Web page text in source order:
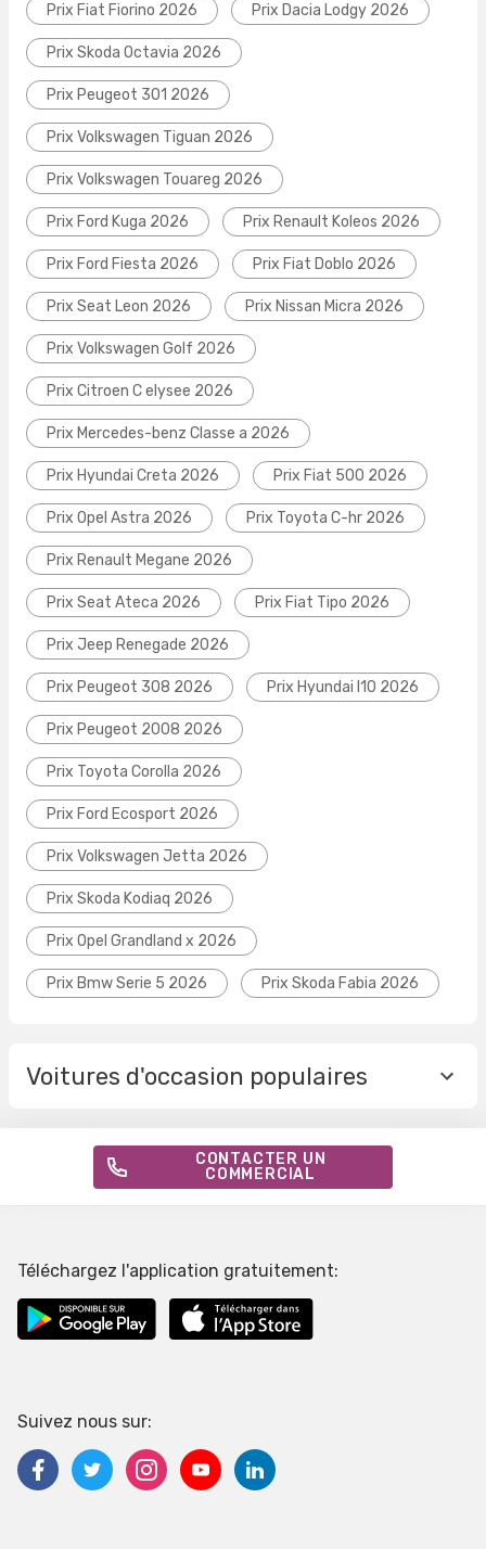
Prix Fiat Fiorino 2026 Prix Dacia Lodgy 2026
Prix Skoda Octavia 2026
Prix Peugeot 301 2026
Prix Volkswagen Tiguan 2026
Prix Volkswagen Touareg 2026
Prix Ford Kuga 2026 Prix Renault Koleos 2026
Prix Ford Fiesta 2026 Prix Fiat Doblo 2026
Prix Seat Leon 2026 Prix Nissan Micra 2026
Prix Volkswagen Golf 2026
Prix Citroen C elysee 2026
Prix Mercedes-benz Classe a 2026
Prix Hyundai Creta 2026 Prix Fiat 500 2026
Prix Opel Astra 2026 Prix Toyota C-hr 2026
Prix Renault Megane 2026
Prix Seat Ateca 2026 Prix Fiat Tipo 2026
Prix Jeep Renegade 2026
Prix Peugeot 308 2026 Prix Hyundai I10 2026
Prix Peugeot 2008 2026
Prix Toyota Corolla 2026
Prix Ford Ecosport 2026
Prix Volkswagen Jetta 2026
Prix Skoda Kodiaq 2026
Prix Opel Grandland x 2026
Prix Bmw Serie 5 2026 Prix Skoda Fabia 2026
Voitures d'occasion populaires
CONTACTER UN
COMMERCIAL
Téléchargez l'application gratuitement:
Suivez nous sur: